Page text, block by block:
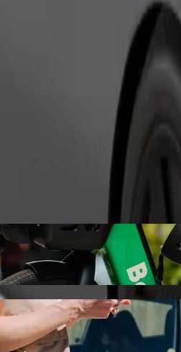
16 Nömrəli Məktəb
Bolt. S Boltem bude tato cesta